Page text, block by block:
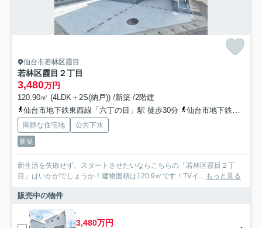
仙台市若林区霞目
若林区霞目２丁目
3,480万円
120.90㎡ (4LDK＋2S(納戸)) /新築 /2階建
仙台市地下鉄東西線「六丁の目」駅 徒歩30分
仙台市地下鉄東西線「荒井」駅 徒歩38分
閑静な住宅地
公共下水
新築
新生活を失敗せず、スタートさせたいならこちらの「若林区霞目２丁
目」はいかがでしょうか！建物面積は120.9㎡です！TVイ... もっと見る
販売中の物件
3,480万円